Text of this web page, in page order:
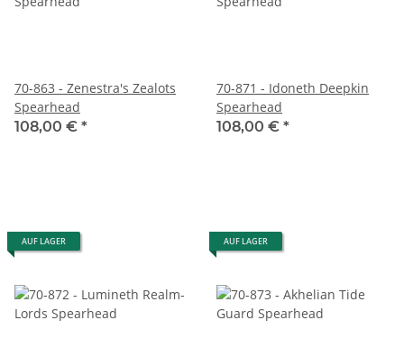
70-863 - Zenestra's Zealots
Spearhead
108,00 € *
70-871 - Idoneth Deepkin
Spearhead
108,00 € *
AUF LAGER AUF LAGER